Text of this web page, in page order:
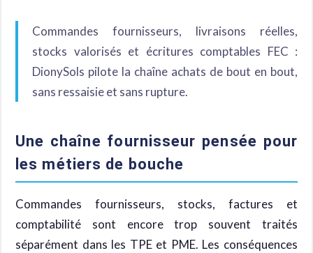
Commandes fournisseurs, livraisons réelles,
stocks valorisés et écritures comptables FEC :
DionySols pilote la chaîne achats de bout en bout,
sans ressaisie et sans rupture.
Une chaîne fournisseur pensée pour
les métiers de bouche
Commandes fournisseurs, stocks, factures et
comptabilité sont encore trop souvent traités
séparément dans les TPE et PME. Les conséquences